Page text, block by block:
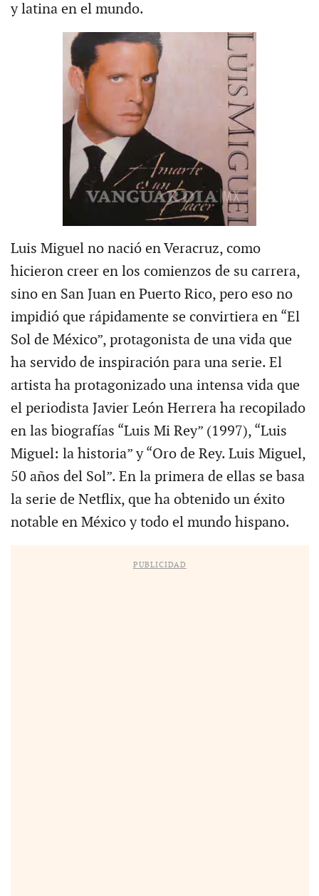
y latina en el mundo.
Luis Miguel no nació en Veracruz, como
hicieron creer en los comienzos de su carrera,
sino en San Juan en Puerto Rico, pero eso no
impidió que rápidamente se convirtiera en “El
Sol de México”, protagonista de una vida que
ha servido de inspiración para una serie. El
artista ha protagonizado una intensa vida que
el periodista Javier León Herrera ha recopilado
en las biografías “Luis Mi Rey” (1997), “Luis
Miguel: la historia” y “Oro de Rey. Luis Miguel,
50 años del Sol”. En la primera de ellas se basa
la serie de Netflix, que ha obtenido un éxito
notable en México y todo el mundo hispano.
PUBLICIDAD